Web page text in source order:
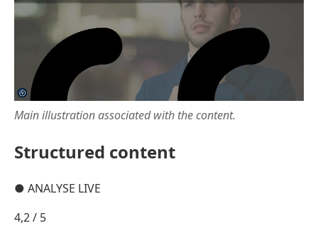
Main illustration associated with the content.
Structured content
● ANALYSE LIVE
4,2 / 5